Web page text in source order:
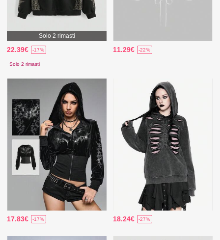
Solo 2 rimasti
22.39€ -17%
Solo 2 rimasti
11.29€ -22%
17.83€ -17% 18.24€ -27%